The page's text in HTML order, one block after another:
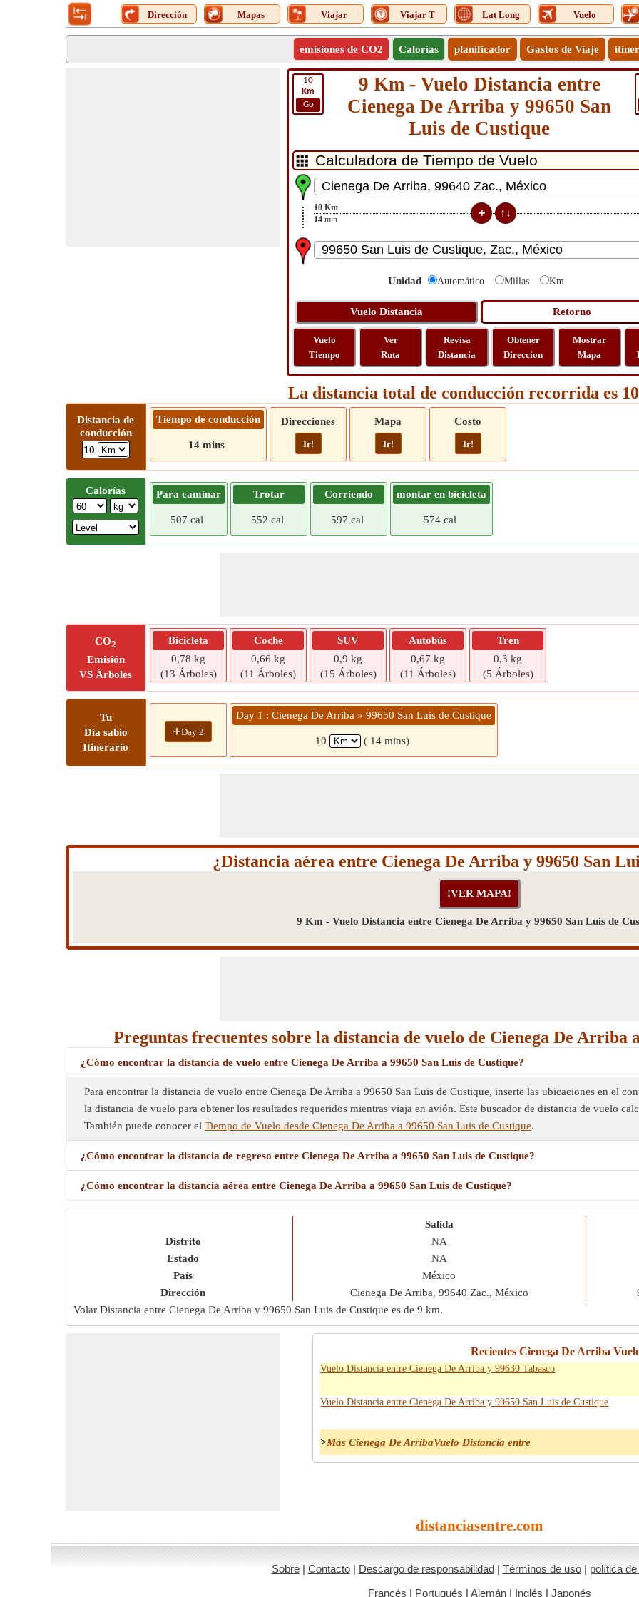
Dirección Mapas Viajar Viajar T Lat Long Vuelo
emisiones de CO2 Calorías planificador Gastos de Viaje
10
Km
Go
9 Km - Vuelo Distancia entre
Cienega De Arriba y 99650 San
Luis de Custique
10 Km
14 min
Unidad Automático Millas Km
Vuelo
Tiempo
Ver
Ruta
Revisa
Distancia
Obtener
Direccion
Mostrar
Mapa
La distancia total de conducción recorrida es
Distancia de
conducción
10
Tiempo de conducción
14 mins
Direcciones
Ir!
Mapa
Ir!
Costo
Ir!
Calorías Para caminar
507 cal
Trotar
552 cal
Corriendo
597 cal
montar en bicicleta
574 cal
CO2
Emisión
VS Árboles
Bicicleta
0,78 kg
(13 Árboles)
Coche
0,66 kg
(11 Árboles)
SUV
0,9 kg
(15 Árboles)
Autobús
0,67 kg
(11 Árboles)
Tren
0,3 kg
(5 Árboles)
Tu
Día sabio
Itinerario
+Day 2
Day 1 : Cienega De Arriba » 99650 San Luis de Custique
10 ( 14 mins)
¿Distancia aérea entre Cienega De Arriba y 99650 San
9 Km - Vuelo Distancia entre Cienega De Arriba y 99650 San Luis de
Preguntas frecuentes sobre la distancia de vuelo de Cienega De Arriba
¿Cómo encontrar la distancia de vuelo entre Cienega De Arriba a 99650 San Luis de Custique?
Para encontrar la distancia de vuelo entre Cienega De Arriba a 99650 San Luis de Custique, inserte las ubicaciones en el
la distancia de vuelo para obtener los resultados requeridos mientras viaja en avión. Este buscador de distancia de vuelo
También puede conocer el Tiempo de Vuelo desde Cienega De Arriba a 99650 San Luis de Custique.
¿Cómo encontrar la distancia de regreso entre Cienega De Arriba a 99650 San Luis de Custique?
¿Cómo encontrar la distancia aérea entre Cienega De Arriba a 99650 San Luis de Custique?
Distrito
Estado
País
Dirección
Salida
NA
NA
México
Cienega De Arriba, 99640 Zac., México
Volar Distancia entre Cienega De Arriba y 99650 San Luis de Custique es de 9 km.
Recientes Cienega De Arriba
Vuelo Distancia entre Cienega De Arriba y 99630 Tabasco
Vuelo Distancia entre Cienega De Arriba y 99650 San Luis de Custique
>Más Cienega De ArribaVuelo Distancia entre
distanciasentre.com
Sobre| Contacto| Descargo de responsabilidad| Términos de uso| política
Francés | Portugués | Alemán| Inglés | Japonés